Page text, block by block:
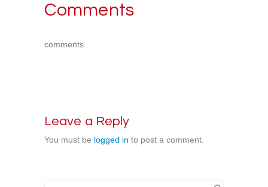
Comments
comments
Leave a Reply
You must be logged in to post a comment.